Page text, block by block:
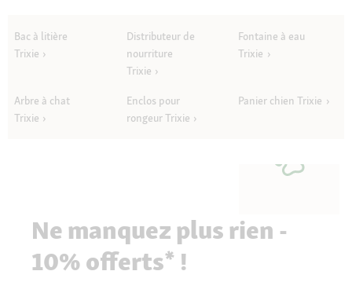
Bac à litière
Trixie
Distributeur de
nourriture
Trixie
Fontaine à eau
Trixie
Arbre à chat
Trixie
Enclos pour
rongeur Trixie
Panier chien Trixie
Ne manquez plus rien -
10% offerts* !